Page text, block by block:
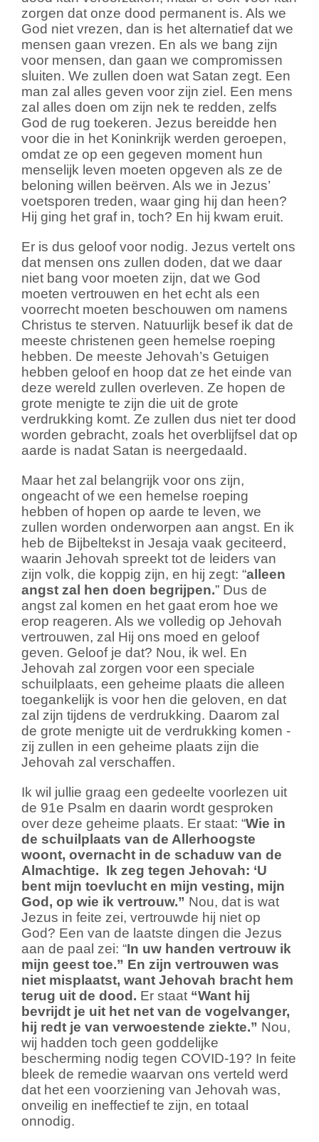
zorgen dat onze dood permanent is. Als we
God niet vrezen, dan is het alternatief dat we
mensen gaan vrezen. En als we bang zijn
voor mensen, dan gaan we compromissen
sluiten. We zullen doen wat Satan zegt. Een
man zal alles geven voor zijn ziel. Een mens
zal alles doen om zijn nek te redden, zelfs
God de rug toekeren. Jezus bereidde hen
voor die in het Koninkrijk werden geroepen,
omdat ze op een gegeven moment hun
menselijk leven moeten opgeven als ze de
beloning willen beërven. Als we in Jezus’
voetsporen treden, waar ging hij dan heen?
Hij ging het graf in, toch? En hij kwam eruit.
Er is dus geloof voor nodig. Jezus vertelt ons
dat mensen ons zullen doden, dat we daar
niet bang voor moeten zijn, dat we God
moeten vertrouwen en het echt als een
voorrecht moeten beschouwen om namens
Christus te sterven. Natuurlijk besef ik dat de
meeste christenen geen hemelse roeping
hebben. De meeste Jehovah’s Getuigen
hebben geloof en hoop dat ze het einde van
deze wereld zullen overleven. Ze hopen de
grote menigte te zijn die uit de grote
verdrukking komt. Ze zullen dus niet ter dood
worden gebracht, zoals het overblijfsel dat op
aarde is nadat Satan is neergedaald.
Maar het zal belangrijk voor ons zijn,
ongeacht of we een hemelse roeping
hebben of hopen op aarde te leven, we
zullen worden onderworpen aan angst. En ik
heb de Bijbeltekst in Jesaja vaak geciteerd,
waarin Jehovah spreekt tot de leiders van
zijn volk, die koppig zijn, en hij zegt: “alleen
angst zal hen doen begrijpen.” Dus de
angst zal komen en het gaat erom hoe we
erop reageren. Als we volledig op Jehovah
vertrouwen, zal Hij ons moed en geloof
geven. Geloof je dat? Nou, ik wel. En
Jehovah zal zorgen voor een speciale
schuilplaats, een geheime plaats die alleen
toegankelijk is voor hen die geloven, en dat
zal zijn tijdens de verdrukking. Daarom zal
de grote menigte uit de verdrukking komen -
zij zullen in een geheime plaats zijn die
Jehovah zal verschaffen.
Ik wil jullie graag een gedeelte voorlezen uit
de 91e Psalm en daarin wordt gesproken
over deze geheime plaats. Er staat: “Wie in
de schuilplaats van de Allerhoogste
woont, overnacht in de schaduw van de
Almachtige. Ik zeg tegen Jehovah: ‘U
bent mijn toevlucht en mijn vesting, mijn
God, op wie ik vertrouw.” Nou, dat is wat
Jezus in feite zei, vertrouwde hij niet op
God? Een van de laatste dingen die Jezus
aan de paal zei: “In uw handen vertrouw ik
mijn geest toe.” En zijn vertrouwen was
niet misplaatst, want Jehovah bracht hem
terug uit de dood. Er staat “Want hij
bevrijdt je uit het net van de vogelvanger,
hij redt je van verwoestende ziekte.” Nou,
wij hadden toch geen goddelijke
bescherming nodig tegen COVID-19? In feite
bleek de remedie waarvan ons verteld werd
dat het een voorziening van Jehovah was,
onveilig en ineffectief te zijn, en totaal
onnodig.